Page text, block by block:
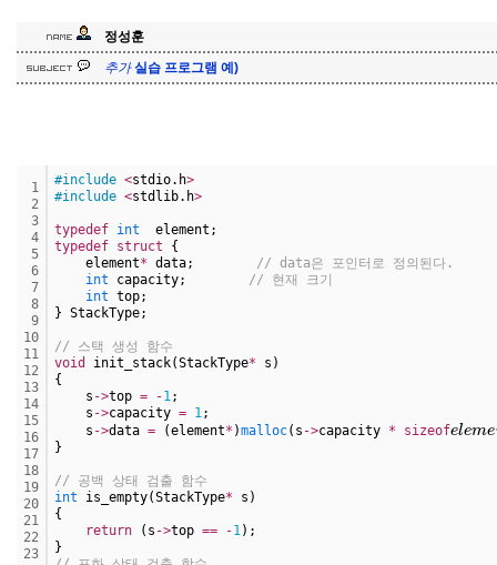
정성훈
추
가 실습 프로그램 예)
1
2
3
4
5
6
7
8
9
10
11
12
13
14
15
16
17
18
19
20
21
22
23
#include <stdio.h>
#include <stdlib.h>
typedef int element;
typedef struct {
element* data; // data은 포인터로 정의된다.
int capacity; // 현재 크기
int top;
} StackType;
// 스택 생성 함수
void
init_stack(StackType* s)
{
s ->top = -1;
s ->capacity = 1;
s ->data = (element* )malloc(s ->capacity * sizeof
el
}
// 공백 상태 검출 함수
int is_empty(StackType* s)
{
return (s ->top == -1);
}